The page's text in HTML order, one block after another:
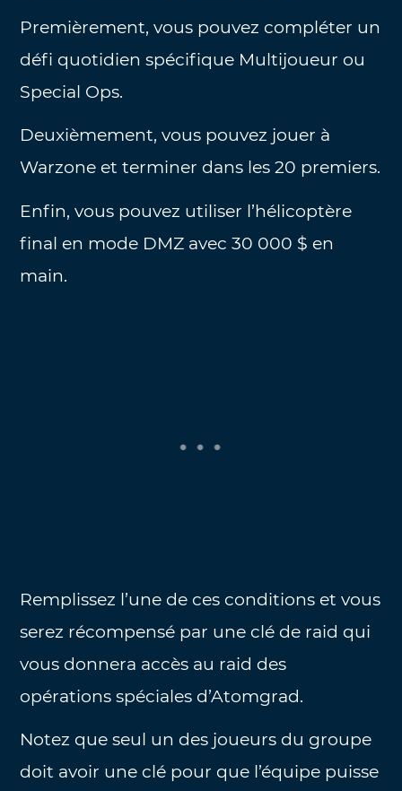
Premièrement, vous pouvez compléter un
défi quotidien spécifique Multijoueur ou
Special Ops.
Deuxièmement, vous pouvez jouer à
Warzone et terminer dans les 20 premiers.
Enfin, vous pouvez utiliser l’hélicoptère
final en mode DMZ avec 30 000 $ en
main.
Remplissez l’une de ces conditions et vous
serez récompensé par une clé de raid qui
vous donnera accès au raid des
opérations spéciales d’Atomgrad.
Notez que seul un des joueurs du groupe
doit avoir une clé pour que l’équipe puisse